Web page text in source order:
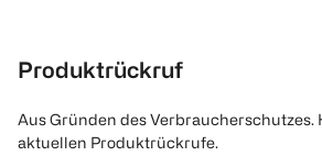
Produktrückruf
Aus Gründen des Verbraucherschutzes.
aktuellen Produktrückrufe.